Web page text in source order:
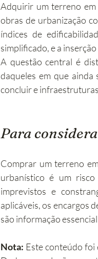
Adquirir um terreno em
obras de urbanização
índices de
simplificado, e a
A questão central é
daqueles em que
concluir e
Para
Comprar um terreno
urbanístico é um
imprevistos e
aplicáveis, os encargos
são informação
Nota: Este conteúdo foi